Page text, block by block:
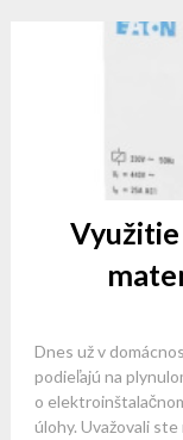
Dnes už v
podieľajú na
o
úlohy. Uvažovali